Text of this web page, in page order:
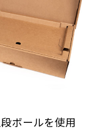
ボールを使用